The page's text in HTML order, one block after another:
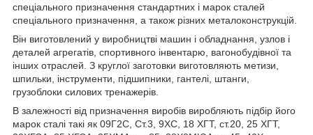
спеціального призначення стандартних і марок сталей
спеціального призначення, а також різних металоконструкцій.
Він виготовлений у виробництві машин і обладнання, узлов і
деталей агрегатів, спортивного інвентарю, вагонобудівної та
інших отраслей. З круглої заготовки виготовляють метизи,
шпильки, інструменти, підшипники, гантелі, штанги,
грузоблоки силових тренажерів.
В залежності від призначення виробів виробляють підбір його
марок сталі такі як 09Г2С, Ст.3, 9ХС, 18 ХГТ, ст.20, 25 ХГТ,